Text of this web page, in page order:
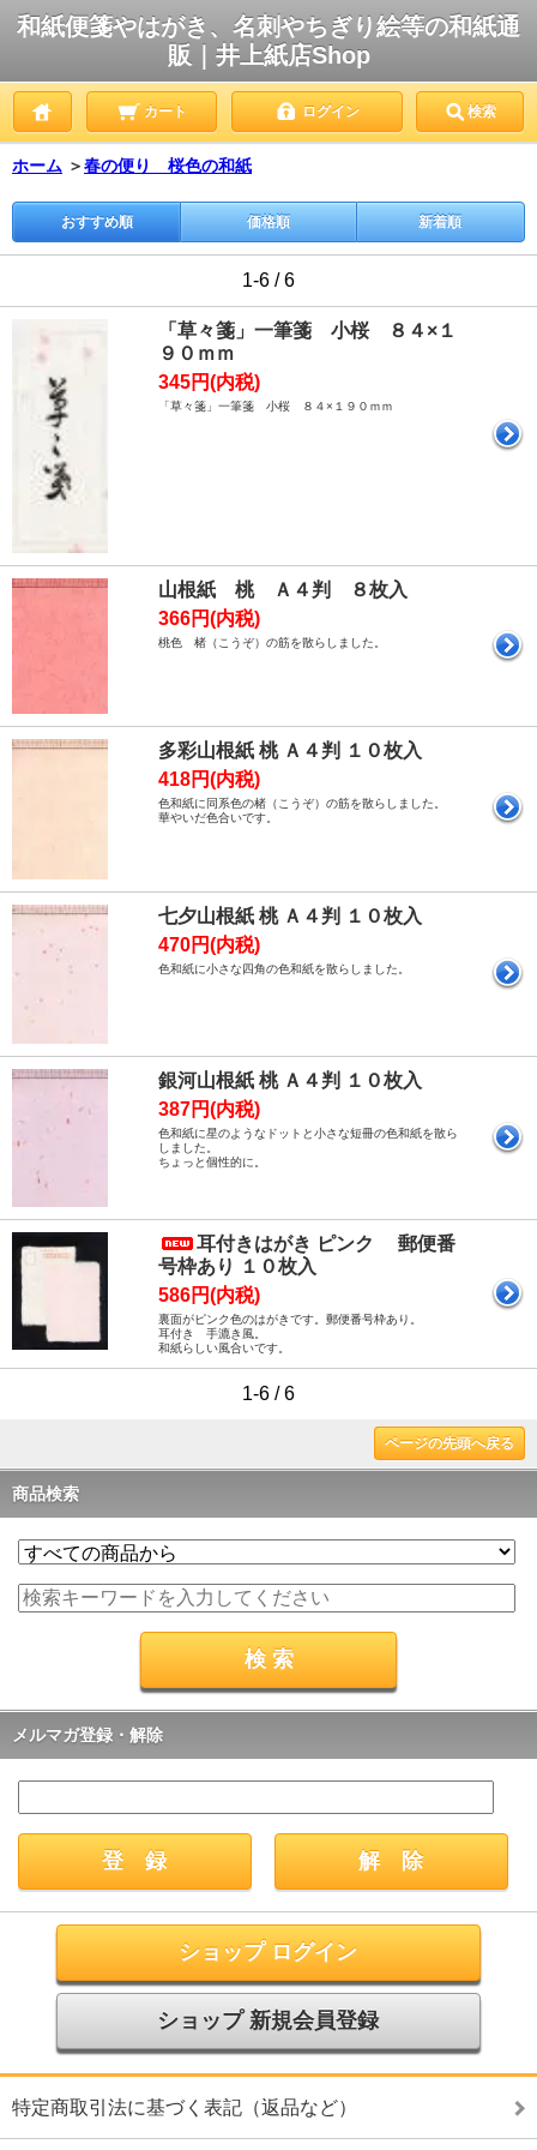
和紙便箋やはがき、名刺やちぎり絵等の和紙通
販｜井上紙店Shop
カート ログイン 検索
ホーム ＞春の便り 桜色の和紙
おすすめ順 価格順 新着順
1-6 / 6
「草々箋」一筆箋 小桜 ８４×１
９０ｍｍ
345円(内税)
「草々箋」一筆箋 小桜 ８４×１９０ｍｍ
山根紙 桃 Ａ４判 ８枚入
366円(内税)
桃色 楮（こうぞ）の筋を散らしました。
多彩山根紙 桃 Ａ４判 １０枚入
418円(内税)
色和紙に同系色の楮（こうぞ）の筋を散らしました。
華やいだ色合いです。
七夕山根紙 桃 Ａ４判 １０枚入
470円(内税)
色和紙に小さな四角の色和紙を散らしました。
銀河山根紙 桃 Ａ４判 １０枚入
387円(内税)
色和紙に星のようなドットと小さな短冊の色和紙を散ら
しました。
ちょっと個性的に。
耳付きはがき ピンク 郵便番
号枠あり １０枚入
586円(内税)
裏面がピンク色のはがきです。郵便番号枠あり。
耳付き 手漉き風。
和紙らしい風合いです。
1-6 / 6
ページの先頭へ戻る
商品検索
メルマガ登録・解除
ショップ ログイン
ショップ 新規会員登録
特定商取引法に基づく表記（返品など）